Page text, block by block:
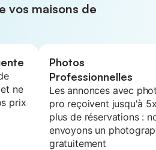
vos maisons de
ne
prix
Photos
Professionnelles
Les annonces avec
pro reçoivent jusqu'à
plus de réservations :
envoyons un
gratuitement